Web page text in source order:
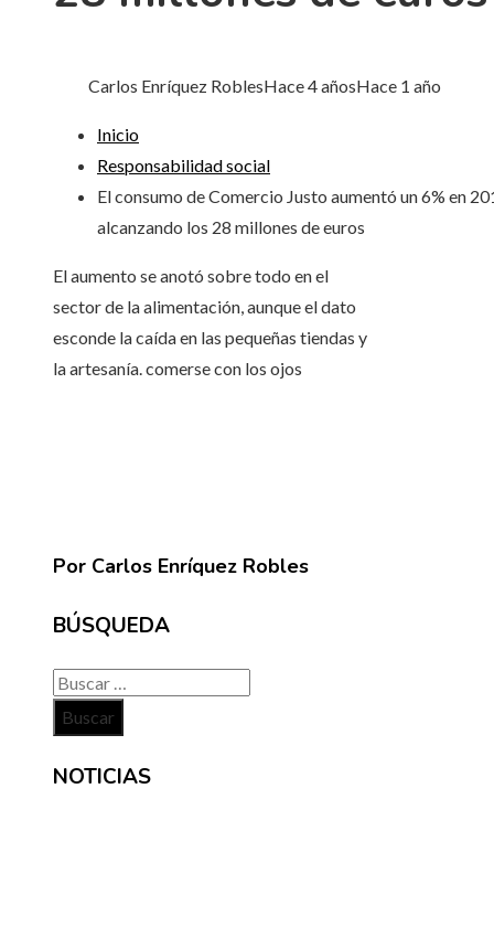
Carlos Enríquez RoblesHace 4 añosHace 1 año
Inicio
Responsabilidad social
El consumo de Comercio Justo aumentó un 6% en
alcanzando los 28 millones de euros
El aumento se anotó sobre todo en el
sector de la alimentación, aunque el dato
esconde la caída en las pequeñas tiendas y
la artesanía. comerse con los ojos
Por Carlos Enríquez Robles
BÚSQUEDA
Buscar:
NOTICIAS